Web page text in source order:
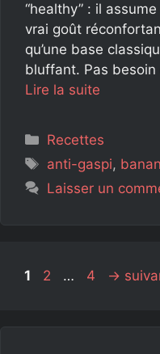
“healthy” : il
vrai goût
qu’une base
bluffant. Pas besoin
Lire la suite
Catégories
Recettes
Étiquettes
anti-gaspi,
Laisser un
Page
1 Page
2 … Page
4 →